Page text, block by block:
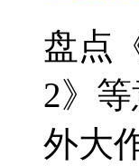
盘点
2》
外大